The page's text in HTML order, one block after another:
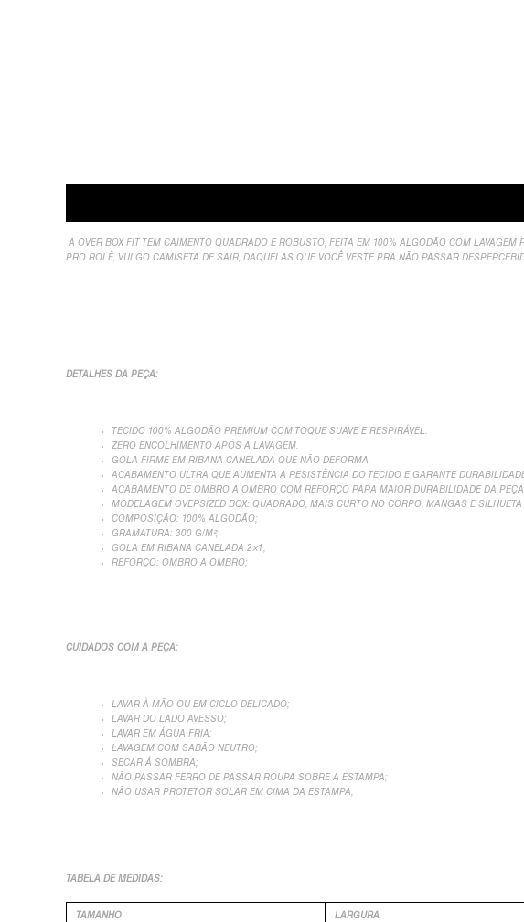
A OVER BOX FIT TEM CAIMENTO QUADRADO E ROBUSTO, FEITA EM 100% ALGODÃO COM
PRO ROLÊ, VULGO CAMISETA DE SAIR, DAQUELAS QUE VOCÊ VESTE PRA NÃO PASSAR
DETALHES DA PEÇA:
TECIDO 100% ALGODÃO PREMIUM COM TOQUE SUAVE E RESPIRÁVEL.
ZERO ENCOLHIMENTO APÓS A LAVAGEM.
GOLA FIRME EM RIBANA CANELADA QUE NÃO DEFORMA.
ACABAMENTO ULTRA QUE AUMENTA A RESISTÊNCIA DO TECIDO E GARANTE
ACABAMENTO DE OMBRO A OMBRO COM REFORÇO PARA MAIOR DURABILIDADE DA
MODELAGEM OVERSIZED BOX: QUADRADO, MAIS CURTO NO CORPO, MANGAS E
COMPOSIÇÃO: 100% ALGODÃO;
GRAMATURA: 300 G/M²;
GOLA EM RIBANA CANELADA 2×1;
REFORÇO: OMBRO A OMBRO;
CUIDADOS COM A PEÇA:
LAVAR À MÃO OU EM CICLO DELICADO;
LAVAR DO LADO AVESSO;
LAVAR EM ÁGUA FRIA;
LAVAGEM COM SABÃO NEUTRO;
SECAR Á SOMBRA;
NÃO PASSAR FERRO DE PASSAR ROUPA SOBRE A ESTAMPA;
NÃO USAR PROTETOR SOLAR EM CIMA DA ESTAMPA;
TABELA DE MEDIDAS:
TAMANHO LARGURA